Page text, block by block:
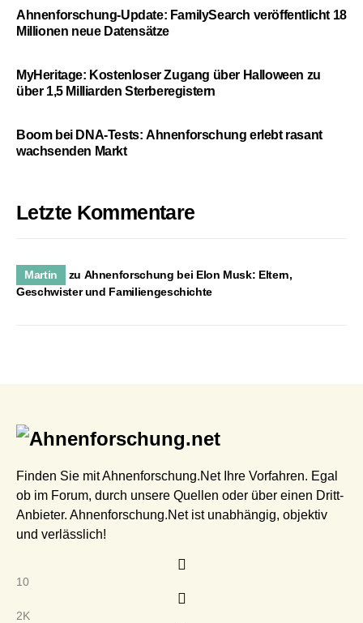
Ahnenforschung-Update: FamilySearch veröffentlicht 18
Millionen neue Datensätze
MyHeritage: Kostenloser Zugang über Halloween zu
über 1,5 Milliarden Sterberegistern
Boom bei DNA-Tests: Ahnenforschung erlebt rasant
wachsenden Markt
Letzte Kommentare
Martin zu Ahnenforschung bei Elon Musk: Eltern,
Geschwister und Familiengeschichte
Finden Sie mit Ahnenforschung.Net Ihre Vorfahren. Egal
ob im Forum, durch unsere Quellen oder über einen Dritt-
Anbieter. Ahnenforschung.Net ist unabhängig, objektiv
und verlässlich!
10
2K